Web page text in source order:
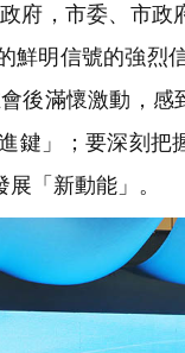
，市委、市政
鮮明信號的強烈
後滿懷激動，
鍵」；要深刻
「新動能」。